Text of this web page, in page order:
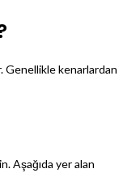
Genellikle kenarlardan
Aşağıda yer alan